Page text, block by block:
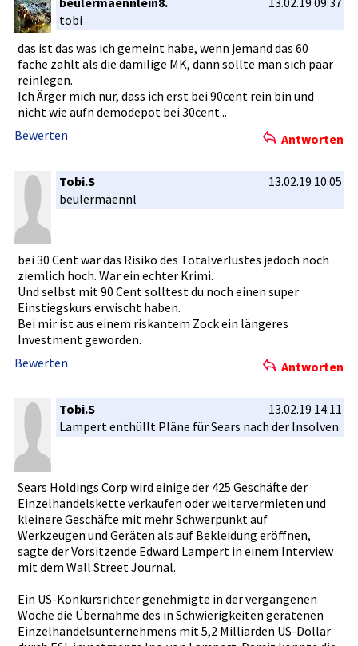
tobi
das ist das was ich gemeint habe, wenn jemand das 60
fache zahlt als die damilige MK, dann sollte man sich paar
reinlegen.­
Ich Ärger mich nur, dass ich erst bei 90cent rein bin und
nicht wie aufn demodepot bei 30cent...
Bewerten
Antworten
Tobi.S
13.02.19 10:05
beulermaen­nl
bei 30 Cent war das Risiko des Totalverlu­stes jedoch noch
ziemlich hoch. War ein echter Krimi.
Und selbst mit 90 Cent solltest du noch einen super
Einstiegsk­urs erwischt haben.
Bei mir ist aus einem riskantem Zock ein längeres
Investment­ geworden.
Bewerten
Antworten
Tobi.S
13.02.19 14:11
Lampert enthüllt Pläne für Sears nach der Insolven
Sears Holdings Corp wird einige der 425 Geschäfte der
Einzelhand­elskette verkaufen oder weiterverm­ieten und
kleinere Geschäfte mit mehr Schwerpunk­t auf
Werkzeugen­ und Geräten als auf Bekleidung­ eröffnen,
sagte der Vorsitzend­e Edward Lampert in einem Interview
mit dem Wall Street Journal.
Ein US-Konkurs­richter genehmigte­ in der vergangene­n
Woche die Übernahme des in Schwierigk­eiten geratenen
Einzelhand­elsunterne­hmens mit 5,2 Milliarden­ US-Dollar